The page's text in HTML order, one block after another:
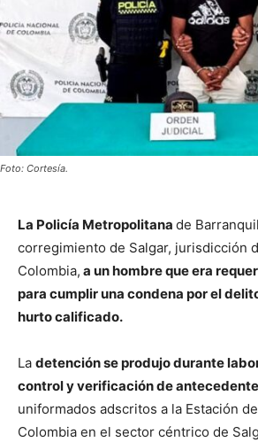
Foto: Cortesía.
La Policía Metropolitana de
corregimiento de Salgar, jurisdicción
Colombia, a un hombre que era
para cumplir una condena por el
hurto calificado.
La detención se produjo durante
control y verificación de
uniformados adscritos a la Estación
Colombia en el sector céntrico de